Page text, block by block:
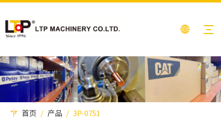
首页 / 产品 / 3P-0751